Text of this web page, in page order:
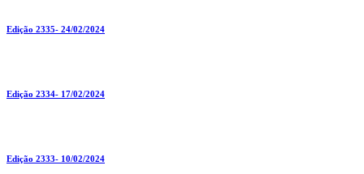
Edição 2335- 24/02/2024
Edição 2334- 17/02/2024
Edição 2333- 10/02/2024